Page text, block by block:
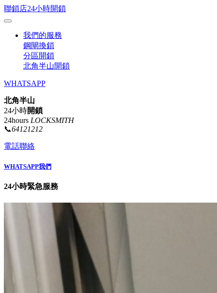
聯鎖店24小時開鎖
我們的服務
鋼閘換鎖
分區開鎖
北角半山開鎖
WHATSAPP
北角半山
24小時開鎖
24hours LOCKSMITH
📞64121212
電話聯絡
WHATSAPP我們
24小時緊急服務